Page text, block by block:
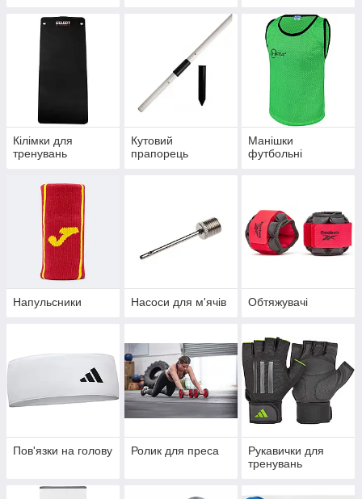
Кілімки для
тренувань
Кутовий
прапорець
Манішки
футбольні
Напульсники Насоси для м'ячів Обтяжувачі
Пов'язки на голову Ролик для преса
Рукавички для
тренувань